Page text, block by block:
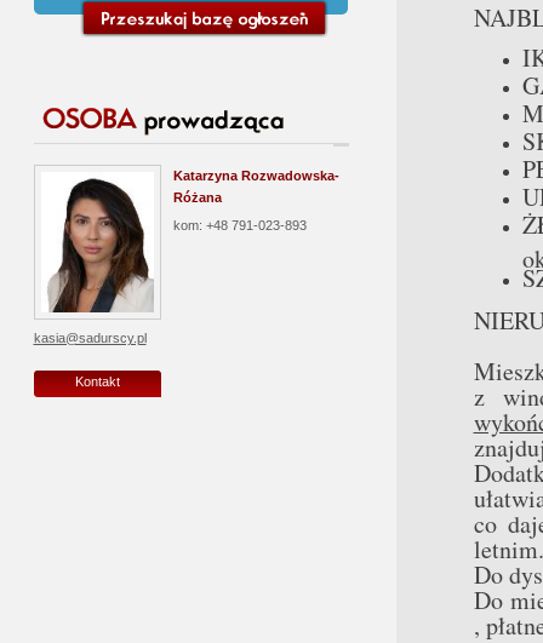
Katarzyna Rozwadowska-
Różana
kom: +48 791-023-893
kasia@sadurscy.pl
Kontakt z
co
letnim.
Do
Do
,